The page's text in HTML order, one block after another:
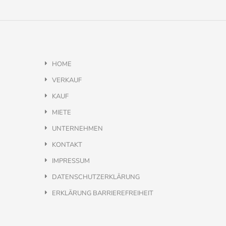
HOME
VERKAUF
KAUF
MIETE
UNTERNEHMEN
KONTAKT
IMPRESSUM
DATENSCHUTZERKLÄRUNG
ERKLÄRUNG BARRIEREFREIHEIT